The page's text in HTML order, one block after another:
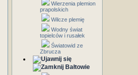
Wierzenia plemion
prapolskich
Wilcze plemię
Wodny świat
topielców i rusałek
Światowid ze
Zbrucza
Bałtowie